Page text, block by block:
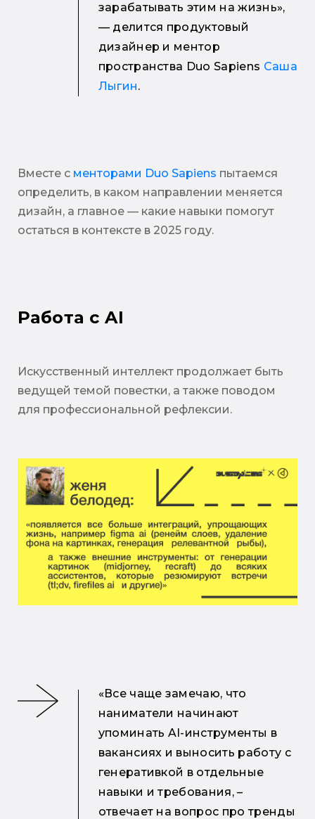
зарабатывать этим на жизнь»,
— делится продуктовый
дизайнер и ментор
пространства Duo Sapiens Саша
Лыгин.
Вместе с менторами Duo Sapiens пытаемся
определить, в каком направлении меняется
дизайн, а главное — какие навыки помогут
остаться в контексте в 2025 году.
Работа с AI
Искусственный интеллект продолжает быть
ведущей темой повестки, а также поводом
для профессиональной рефлексии.
«Все чаще замечаю, что
наниматели начинают
упоминать AI-инструменты в
вакансиях и выносить работу с
генеративкой в отдельные
навыки и требования, –
отвечает на вопрос про тренды